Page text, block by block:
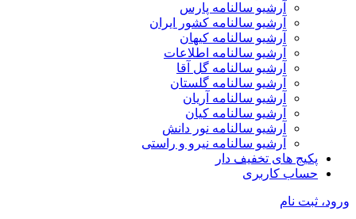
آرشیو سالنامه پارس
آرشیو سالنامه کشور ایران
آرشیو سالنامه کیهان
آرشیو سالنامه اطلاعات
آرشیو سالنامه گل آقا
آرشیو سالنامه گلستان
آرشیو سالنامه آریان
آرشیو سالنامه کیان
آرشیو سالنامه نور دانش
آرشیو سالنامه نیرو و راستی
پکیج های تخفیف دار
حساب کاربری
ورود، ثبت نام